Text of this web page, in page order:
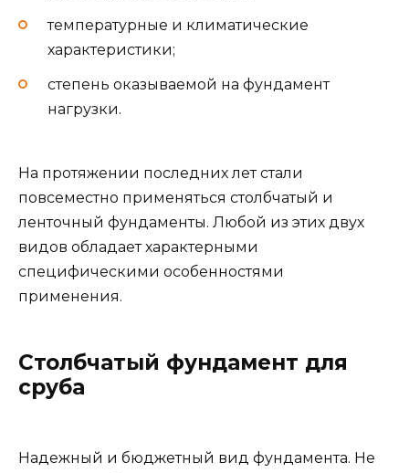
температурные и климатические
характеристики;
степень оказываемой на фундамент
нагрузки.
На протяжении последних лет стали
повсеместно применяться столбчатый и
ленточный фундаменты. Любой из этих двух
видов обладает характерными
специфическими особенностями
применения.
Столбчатый фундамент для
сруба
Надежный и бюджетный вид фундамента. Не